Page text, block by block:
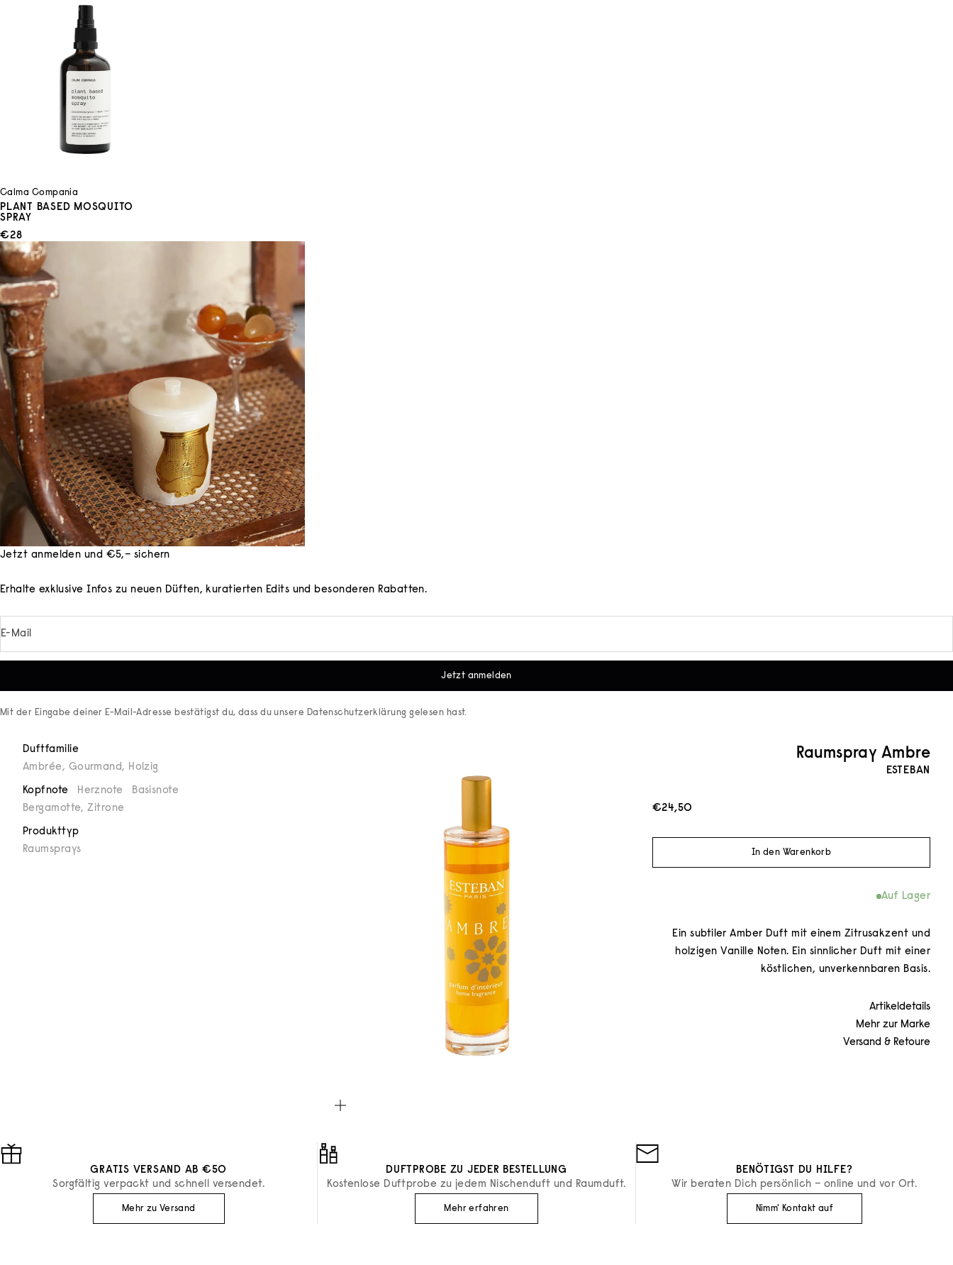
Calma Compania
PLANT BASED MOSQUITO
SPRAY
ANGEBOT
€28
Jetzt anmelden und €5,– sichern
Erhalte exklusive Infos zu neuen Düften, kuratierten Edits und besonderen Rabatten.
E-Mail
Jetzt anmelden
Mit der Eingabe deiner E-Mail-Adresse bestätigst du, dass du unsere Datenschutzerklärung gelesen hast.
Duftfamilie
Ambrée, Gourmand, Holzig
Kopfnote Herznote
Basisnote
Bergamotte, Zitrone
Produkttyp
Raumsprays
Raumspray Ambre
ESTEBAN
Angebot
€24,50
In den Warenkorb
Auf Lager
Ein subtiler Amber Duft mit einem Zitrusakzent und
holzigen Vanille Noten. Ein sinnlicher Duft mit einer
köstlichen, unverkennbaren Basis.
Artikeldetails
Mehr zur Marke
Versand & Retoure
GRATIS VERSAND AB €50
Sorgfältig verpackt und schnell versendet.
Mehr zu Versand
DUFTPROBE ZU JEDER BESTELLUNG
Kostenlose Duftprobe zu jedem Nischenduft und Raumduft.
Mehr erfahren
BENÖTIGST DU HILFE?
Wir beraten Dich persönlich – online und vor Ort.
Nimm' Kontakt auf